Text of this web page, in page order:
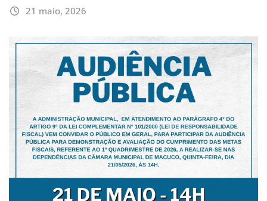
21 maio, 2026